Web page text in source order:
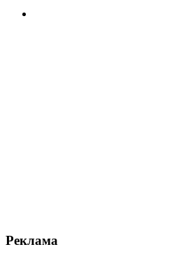
Реклама